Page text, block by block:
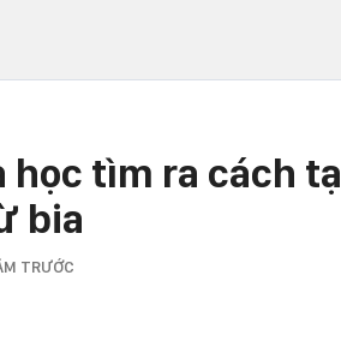
học tìm ra cách
bia
TRƯỚC